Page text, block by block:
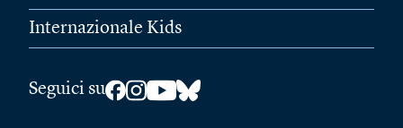
Internazionale Kids
Seguici su